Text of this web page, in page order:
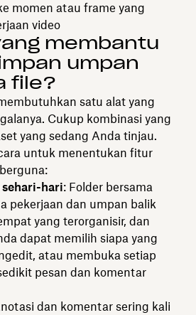
momen atau frame yang
video
membantu
umpan
file?
satu alat yang
Cukup kombinasi yang
yang sedang Anda tinjau.
untuk menentukan fitur
hari: Folder bersama
pekerjaan dan umpan balik
yang terorganisir, dan
dapat memilih siapa yang
atau membuka setiap
pesan dan komentar
dan komentar sering kali